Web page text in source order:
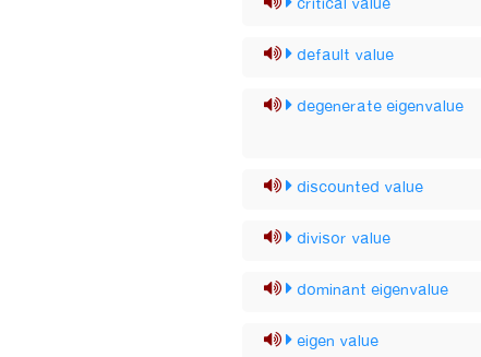
default value
degenerate eigenvalue
discounted value
divisor value
dominant eigenvalue
eigen value